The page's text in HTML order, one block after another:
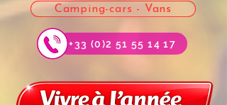
Camping-cars - Vans
+33 (0)2 51 55 14 17